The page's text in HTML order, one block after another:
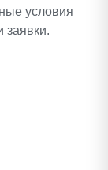
условия
заявки.